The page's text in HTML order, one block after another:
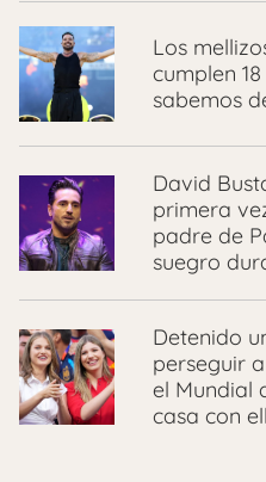
Los
cumplen
sabemos
David
primera
padre de
suegro
Detenido
perseguir
el Mundial
casa con